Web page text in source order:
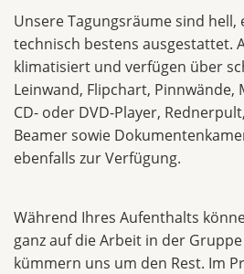
Unsere Tagungsräume sind hell,
technisch bestens ausgestattet.
klimatisiert und verfügen über
Leinwand, Flipchart,
CD- oder DVD-Player,
Beamer sowie
ebenfalls zur Verfügung.
Während Ihres Aufenthalts
ganz auf die Arbeit in der
kümmern uns um den Rest. Im